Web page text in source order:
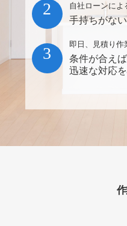
自社ローンによ
手持ちがな
2
即日、見積り作
条件が合え
迅速な対応
3